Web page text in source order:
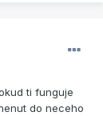
ti funguje
do neceho